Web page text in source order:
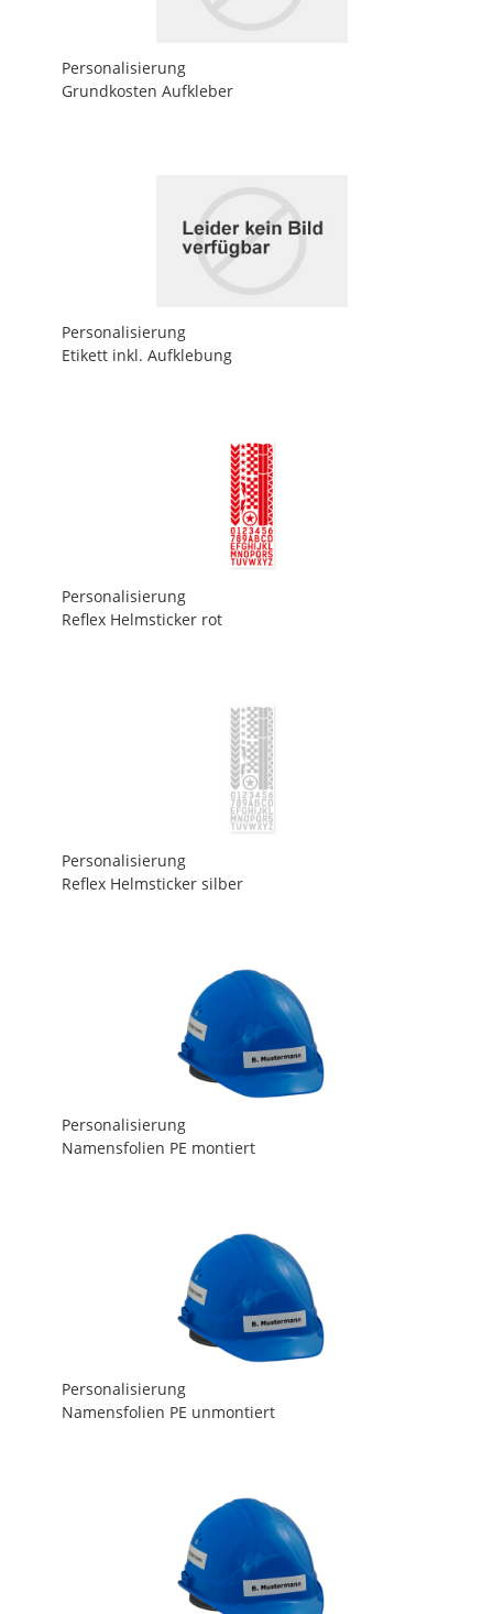
Personalisierung
Grundkosten Aufkleber
Personalisierung
Etikett inkl. Aufklebung
Personalisierung
Reflex Helmsticker rot
Personalisierung
Reflex Helmsticker silber
Personalisierung
Namensfolien PE montiert
Personalisierung
Namensfolien PE unmontiert